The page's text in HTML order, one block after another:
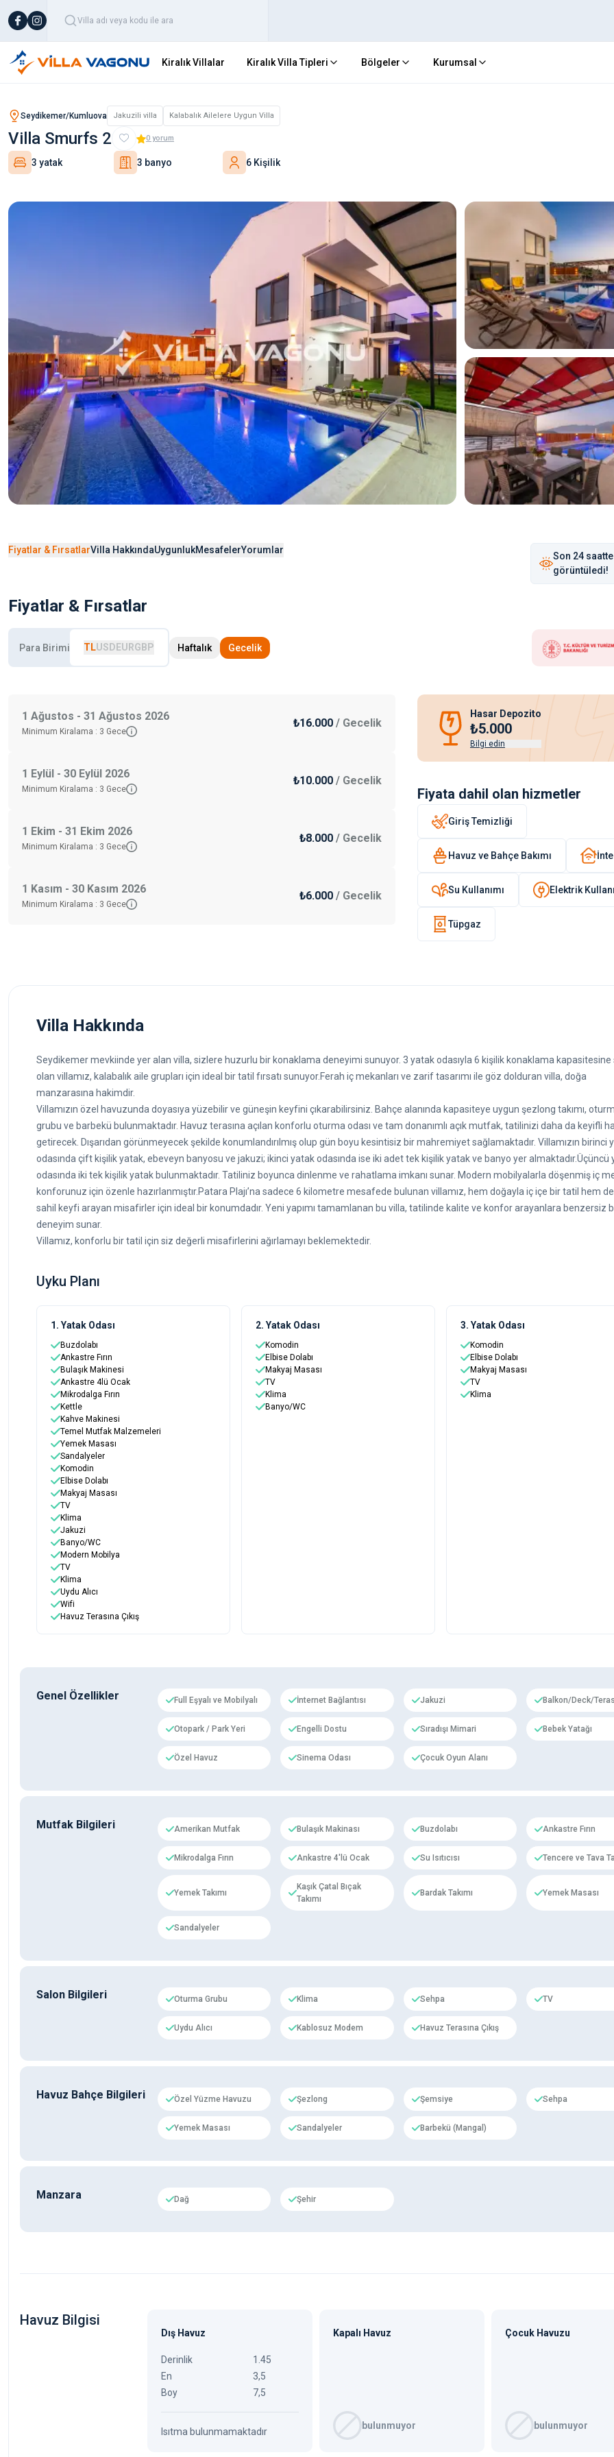
Kiralık Villalar Kiralık Villa Tipleri Bölgeler Kurumsal
Seydikemer/Kumluova Jakuzili villa Kalabalık Ailelere Uygun Villa
Villa Smurfs 2 0 yorum
3 yatak 3 banyo 6 Kişilik
Fiyatlar & FırsatlarVilla HakkındaUygunlukMesafelerYorumlar
Son 24 saatte
görüntüledi!
Fiyatlar & Fırsatlar
Para Birimi TLUSD EURGBP Haftalık Gecelik
1 Ağustos - 31 Ağustos 2026
Minimum Kiralama : 3 Gece
₺16.000 / Gecelik
1 Eylül - 30 Eylül 2026
Minimum Kiralama : 3 Gece
₺10.000 / Gecelik
1 Ekim - 31 Ekim 2026
Minimum Kiralama : 3 Gece
₺8.000 / Gecelik
1 Kasım - 30 Kasım 2026
Minimum Kiralama : 3 Gece
₺6.000 / Gecelik
Hasar Depozito
₺5.000
Bilgi edin
Fiyata dahil olan hizmetler
Giriş Temizliği
Havuz ve Bahçe Bakımı
Su Kullanımı Elektrik
Tüpgaz
Villa Hakkında
Seydikemer mevkiinde yer alan villa, sizlere huzurlu bir konaklama deneyimi sunuyor. 3 yatak odasıyla 6 kişilik konaklama kapasitesine
olan villamız, kalabalık aile grupları için ideal bir tatil fırsatı sunuyor.Ferah iç mekanları ve zarif tasarımı ile göz dolduran villa, doğa
manzarasına hakimdir.
Villamızın özel havuzunda doyasıya yüzebilir ve güneşin keyfini çıkarabilirsiniz. Bahçe alanında kapasiteye uygun şezlong takımı,
grubu ve barbekü bulunmaktadır. Havuz terasına açılan konforlu oturma odası ve tam donanımlı açık mutfak, tatilinizi daha da keyifli
getirecek. Dışarıdan görünmeyecek şekilde konumlandırılmış olup gün boyu kesintisiz bir mahremiyet sağlamaktadır. Villamızın birinci
odasında çift kişilik yatak, ebeveyn banyosu ve jakuzi; ikinci yatak odasında ise iki adet tek kişilik yatak ve banyo yer almaktadır.Üçüncü
odasında iki tek kişilik yatak bulunmaktadır. Tatiliniz boyunca dinlenme ve rahatlama imkanı sunar. Modern mobilyalarla döşenmiş iç
konforunuz için özenle hazırlanmıştır.Patara Plajı’na sadece 6 kilometre mesafede bulunan villamız, hem doğayla iç içe bir tatil hem
sahil keyfi arayan misafirler için ideal bir konumdadır. Yeni yapımı tamamlanan bu villa, tatilinde kalite ve konfor arayanlara benzersiz
deneyim sunar.
Villamız, konforlu bir tatil için siz değerli misafirlerini ağırlamayı beklemektedir.
Uyku Planı
1. Yatak Odası
Buzdolabı
Ankastre Fırın
Bulaşık Makinesi
Ankastre 4lü Ocak
Mikrodalga Fırın
Kettle
Kahve Makinesi
Temel Mutfak Malzemeleri
Yemek Masası
Sandalyeler
Komodin
Elbise Dolabı
Makyaj Masası
TV
Klima
Jakuzi
Banyo/WC
Modern Mobilya
TV
Klima
Uydu Alıcı
Wifi
Havuz Terasına Çıkış
2. Yatak Odası
Komodin
Elbise Dolabı
Makyaj Masası
TV
Klima
Banyo/WC
3. Yatak Odası
Komodin
Elbise Dolabı
Makyaj Masası
TV
Klima
Genel Özellikler Full Eşyalı ve Mobilyalı İnternet Bağlantısı Jakuzi Balkon/Deck/
Otopark / Park Yeri Engelli Dostu Sıradışı Mimari Bebek Yatağı
Özel Havuz Sinema Odası Çocuk Oyun Alanı
Mutfak Bilgileri Amerikan Mutfak Bulaşık Makinası Buzdolabı Ankastre Fırın
Mikrodalga Fırın Ankastre 4'lü Ocak Su Isıtıcısı Tencere ve Tava
Yemek Takımı
Kaşık Çatal Bıçak
Takımı
Bardak Takımı Yemek Masası
Sandalyeler
Salon Bilgileri Oturma Grubu Klima Sehpa TV
Uydu Alıcı Kablosuz Modem Havuz Terasına Çıkış
Havuz Bahçe Bilgileri Özel Yüzme Havuzu Şezlong Şemsiye Sehpa
Yemek Masası Sandalyeler Barbekü (Mangal)
Manzara Dağ Şehir
Havuz Bilgisi
Dış Havuz
Derinlik
1.45
En
3,5
Boy
7,5
Isıtma bulunmamaktadır
Kapalı Havuz
bulunmuyor
Çocuk Havuzu
bulunmuyor